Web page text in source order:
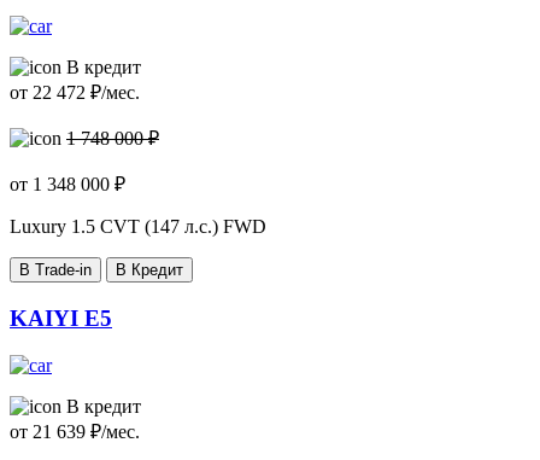
В кредит
от 22 472 ₽/мес.
1 748 000 ₽
от 1 348 000 ₽
Luxury 1.5 CVT (147 л.с.) FWD
В Trade-in В Кредит
KAIYI E5
В кредит
от 21 639 ₽/мес.